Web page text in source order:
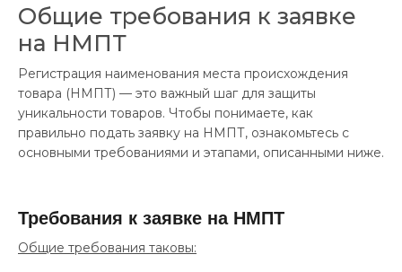
Общие требования к заявке
на НМПТ
Регистрация наименования места происхождения
товара (НМПТ) — это важный шаг для защиты
уникальности товаров. Чтобы понимаете, как
правильно подать заявку на НМПТ, ознакомьтесь с
основными требованиями и этапами, описанными ниже.
Требования к заявке на НМПТ
Общие требования таковы: